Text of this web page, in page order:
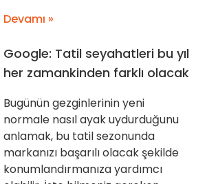
Devamı »
Google: Tatil seyahatleri bu yıl
her zamankinden farklı olacak
Bugünün gezginlerinin yeni
normale nasıl ayak uydurduğunu
anlamak, bu tatil sezonunda
markanızı başarılı olacak şekilde
konumlandırmanıza yardımcı